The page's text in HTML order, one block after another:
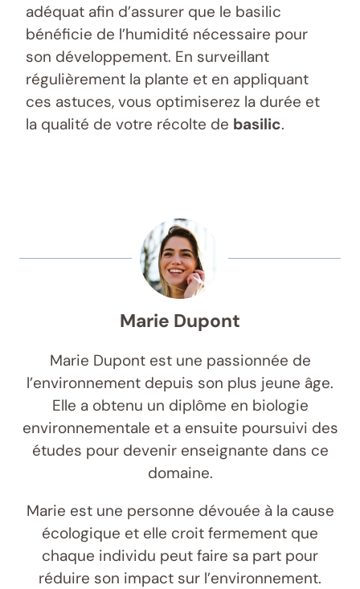
adéquat afin d’assurer que le basilic
bénéficie de l’humidité nécessaire pour
son développement. En surveillant
régulièrement la plante et en appliquant
ces astuces, vous optimiserez la durée et
la qualité de votre récolte de basilic.
Marie Dupont
Marie Dupont est une passionnée de
l’environnement depuis son plus jeune âge.
Elle a obtenu un diplôme en biologie
environnementale et a ensuite poursuivi des
études pour devenir enseignante dans ce
domaine.
Marie est une personne dévouée à la cause
écologique et elle croit fermement que
chaque individu peut faire sa part pour
réduire son impact sur l’environnement.